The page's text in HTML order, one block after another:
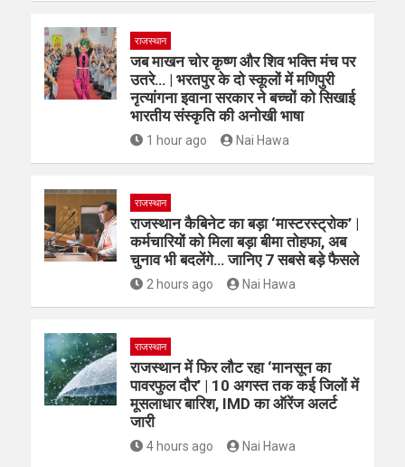
राजस्थान
जब माखन चोर कृष्ण और शिव भक्ति मंच पर
उतरे… | भरतपुर के दो स्कूलों में मणिपुरी
नृत्यांगना इवाना सरकार ने बच्चों को सिखाई
भारतीय संस्कृति की अनोखी भाषा
1 hour ago Nai Hawa
राजस्थान
राजस्थान कैबिनेट का बड़ा ‘मास्टरस्ट्रोक’ |
कर्मचारियों को मिला बड़ा बीमा तोहफा, अब
चुनाव भी बदलेंगे… जानिए 7 सबसे बड़े फैसले
2 hours ago Nai Hawa
राजस्थान
राजस्थान में फिर लौट रहा ‘मानसून का
पावरफुल दौर’ | 10 अगस्त तक कई जिलों में
मूसलाधार बारिश, IMD का ऑरेंज अलर्ट
जारी
4 hours ago Nai Hawa